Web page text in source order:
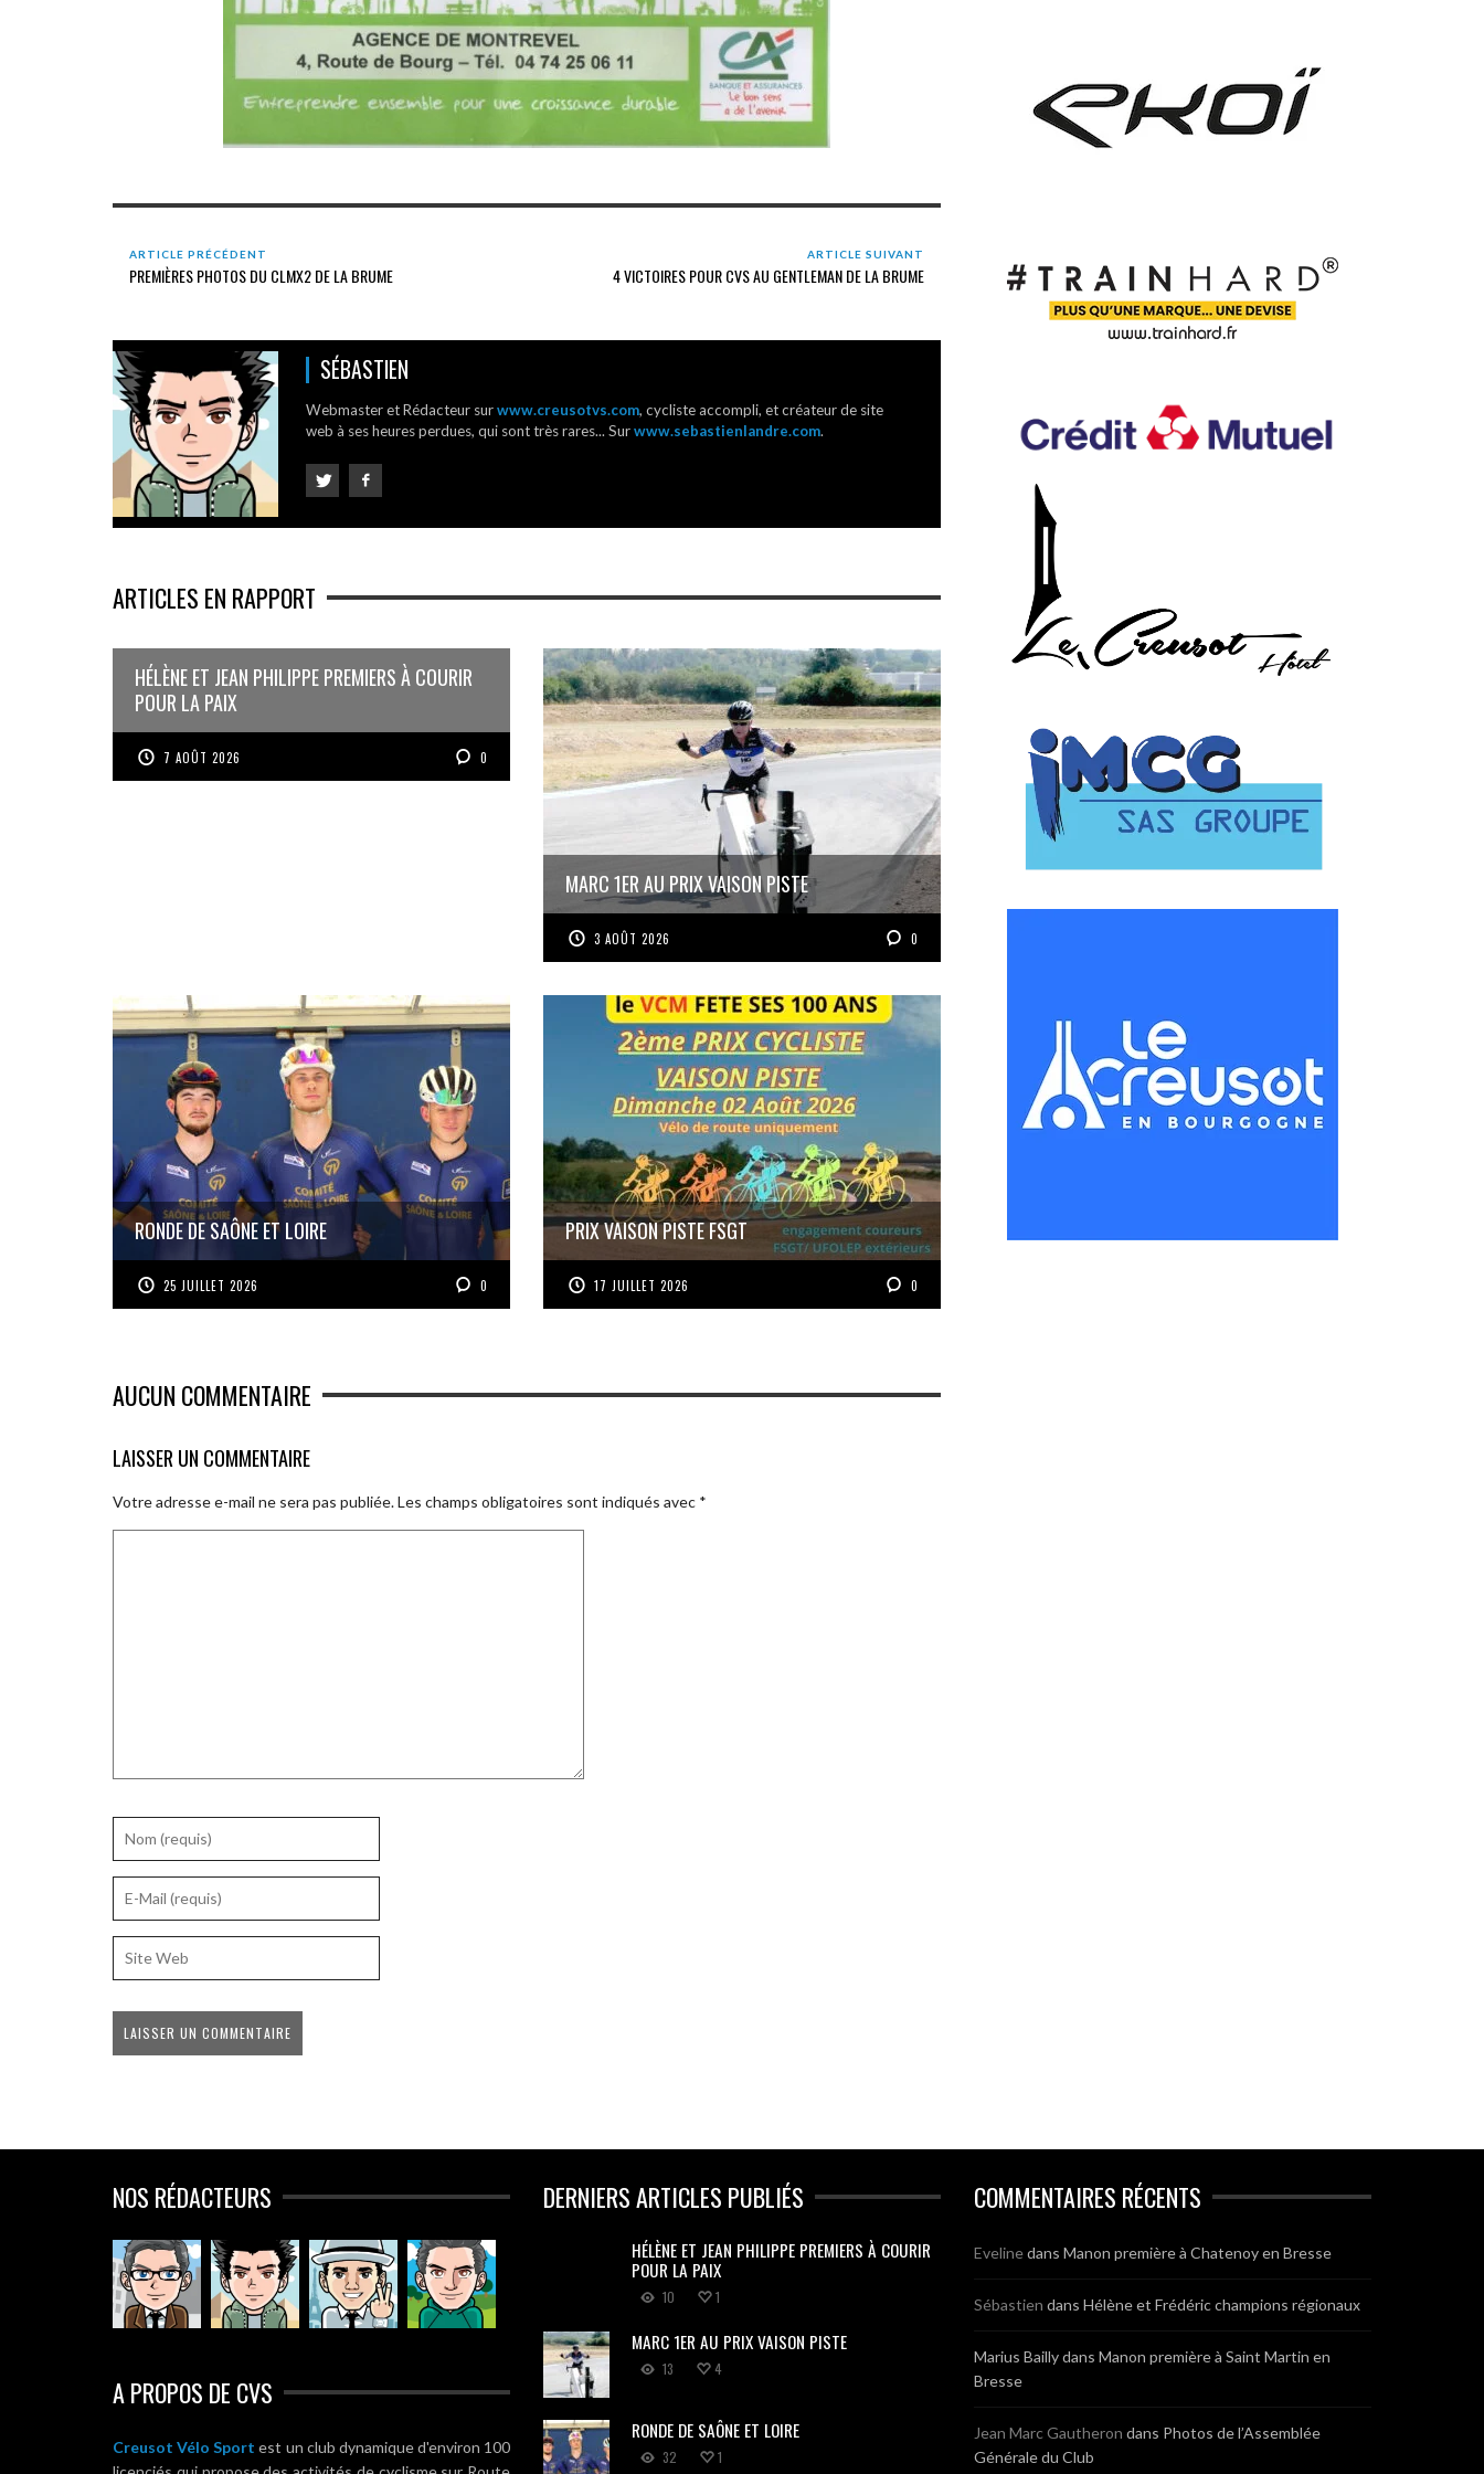
ARTICLE PRÉCÉDENT
PREMIÈRES PHOTOS DU CLMX2 DE LA BRUME
ARTICLE SUIVANT
4 VICTOIRES POUR CVS AU GENTLEMAN DE LA BRUME
SÉBASTIEN
Webmaster et Rédacteur surwww.creusotvs.com, cycliste accompli, et créateur de site
web à ses heures perdues, qui sont très rares... Surwww.sebastienlandre.com.
ARTICLES EN RAPPORT
HÉLÈNE ET JEAN PHILIPPE PREMIERS À COURIR
POUR LA PAIX
7 AOÛT 2026 0
MARC 1ER AU PRIX VAISON PISTE
3 AOÛT 2026 0
RONDE DE SAÔNE ET LOIRE
25 JUILLET 2026 0
PRIX VAISON PISTE FSGT
17 JUILLET 2026 0
AUCUN COMMENTAIRE
LAISSER UN COMMENTAIRE
Votre adresse e-mail ne sera pas publiée.Les champs obligatoires sont indiqués avec *
NOS RÉDACTEURS
A PROPOS DE CVS
Creusot Vélo Sport est un club dynamique d'environ 100
DERNIERS ARTICLES PUBLIÉS
HÉLÈNE ET JEAN PHILIPPE PREMIERS À COURIR
POUR LA PAIX
10 1
MARC 1ER AU PRIX VAISON PISTE
13 4
RONDE DE SAÔNE ET LOIRE
32 1
COMMENTAIRES RÉCENTS
Evelinedans Manon première à Chatenoy en Bresse
Sébastien dans Hélène et Frédéric champions régionaux
Marius Baillydans Manon première à Saint Martin en
Bresse
Jean Marc Gautheron dans Photos de l’Assemblée
Générale du Club